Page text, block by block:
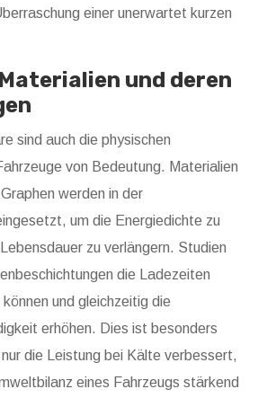
einer unerwartet kurzen
und deren
sind auch die physischen
von Bedeutung. Materialien
werden in der
um die Energiedichte zu
zu verlängern. Studien
die Ladezeiten
und gleichzeitig die
erhöhen. Dies ist besonders
die Leistung bei Kälte verbessert,
eines Fahrzeugs stärkend